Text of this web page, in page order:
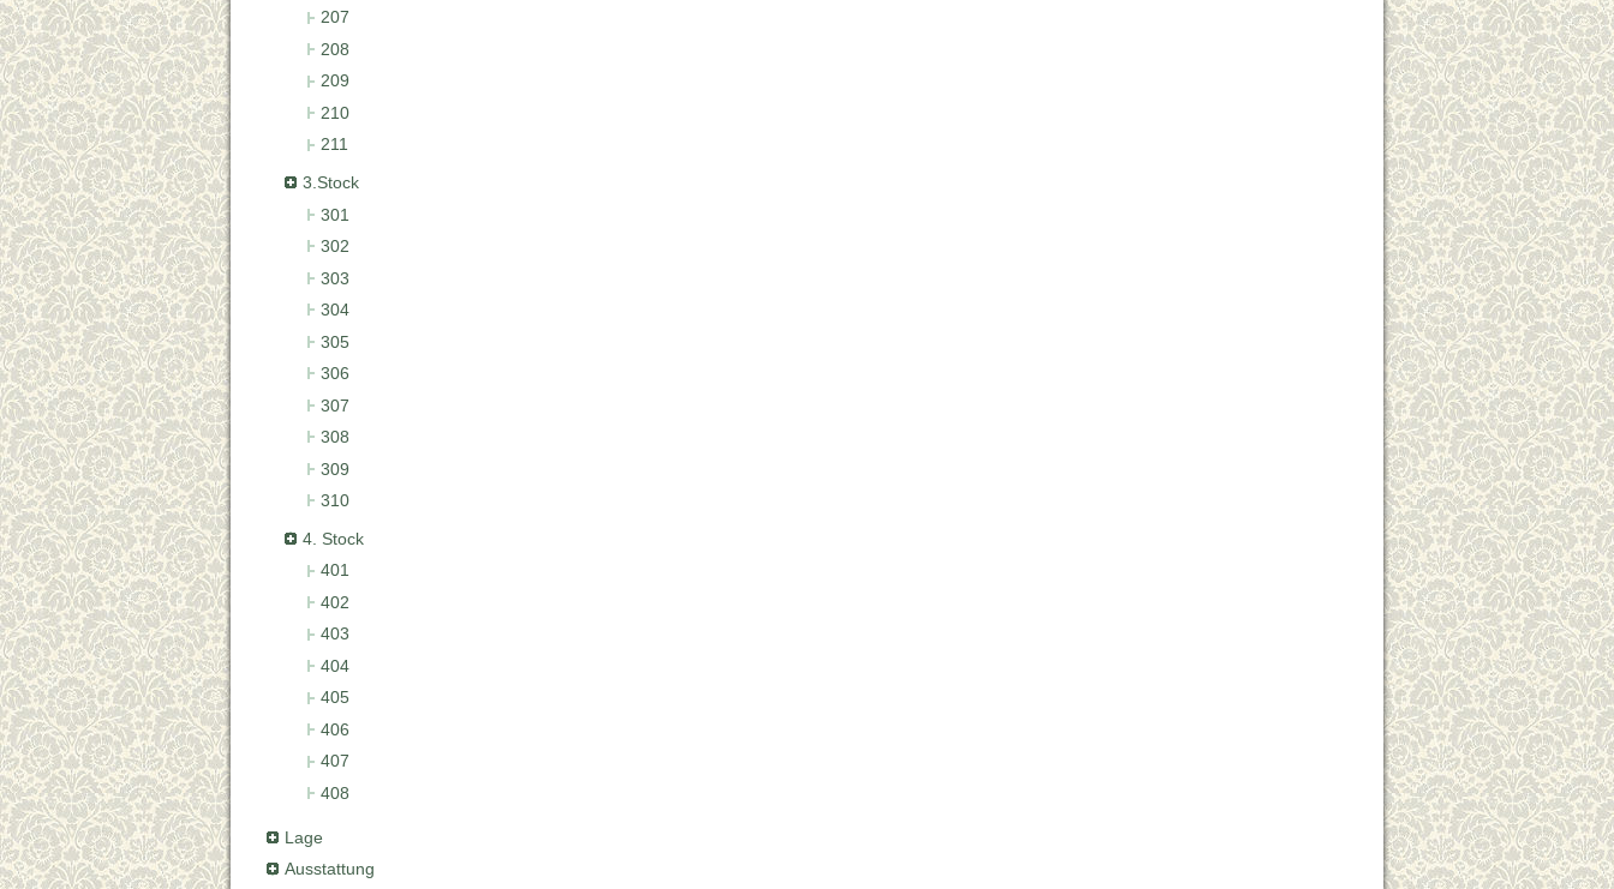
207
208
209
210
211
3.Stock
301
302
303
304
305
306
307
308
309
310
4. Stock
401
402
403
404
405
406
407
408
Lage
Ausstattung